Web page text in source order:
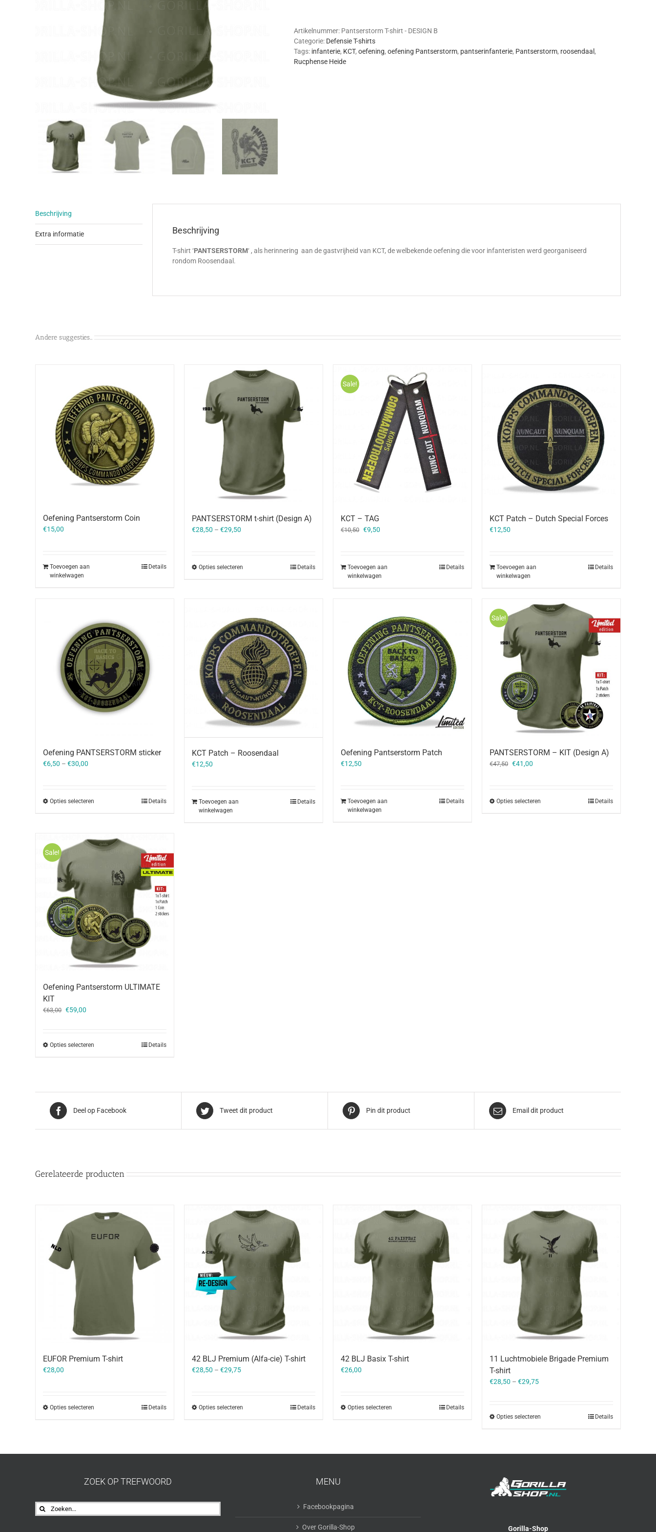
B)
aantal
Artikelnummer: Pantserstorm T-shirt - DESIGN B
Categorie: Defensie T-shirts
Tags: infanterie, KCT, oefening, oefening Pantserstorm, pantserinfanterie, Pantserstorm, roosendaal ,
Rucphense Heide
Beschrijving
Extra informatie Beschrijving
T-shirt ‘PANTSERSTORM‘ , als herinnering aan de gastvrijheid van KCT, de welbekende oefening die voor infanteristen werd georganiseerd
rondom Roosendaal.
Andere suggesties…
Oefening Pantserstorm Coin
€15,00
Toevoegen aan
winkelwagen
Details
PANTSERSTORM t-shirt (Design A)
€28,50 – €29,50
Opties selecteren Details
Sale!
KCT – TAG
€10,50 Oorspronkelijke
€9,50
Toevoegen aan
winkelwagen
Details
KCT Patch – Dutch Special Forces
€12,50
Toevoegen aan
winkelwagen
Details
Oefening PANTSERSTORM sticker
€6,50 – €30,00
Opties selecteren Details
KCT Patch – Roosendaal
€12,50
Toevoegen aan
winkelwagen
Details
Oefening Pantserstorm Patch
€12,50
Toevoegen aan
winkelwagen
Details
Sale!
PANTSERSTORM – KIT (Design A)
€47,50 Oorspronkelijke
€41,00
Opties selecteren Details
Sale!
Oefening Pantserstorm ULTIMATE
KIT
€63,00 Oorspronkelijke
€59,00
Opties selecteren Details
Deel op Facebook Tweet dit product Pin dit product Email dit product
Gerelateerde producten
EUFOR Premium T-shirt
€28,00
Opties selecteren Details
42 BLJ Premium (Alfa-cie) T-shirt
€28,50 – €29,75
Opties selecteren Details
42 BLJ Basix T-shirt
€26,00
Opties selecteren Details
11 Luchtmobiele Brigade Premium
T-shirt
€28,50 – €29,75
Opties selecteren Details
ZOEK OP TREFWOORD
Zoeken
naar:
MENU
Facebookpagina
Over Gorilla-Shop Gorilla-Shop